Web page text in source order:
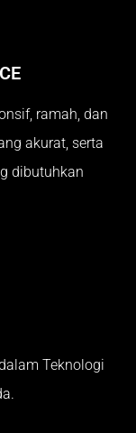
ramah, dan
akurat, serta
dibutuhkan
Teknologi